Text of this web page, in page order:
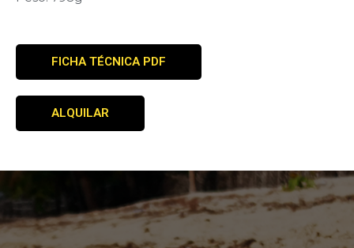
FICHA TÉCNICA PDF
ALQUILAR